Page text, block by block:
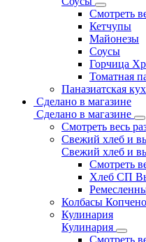
Смотреть
Кетчупы
Майонезы
Соусы
Горчица
Томатная
Паназиатская
Сделано в магазине
Сделано в магазине
Смотреть весь
Свежий хлеб и
Свежий хлеб и
Смотреть
Хлеб СП
Колбасы
Кулинария
Кулинария
Смотреть